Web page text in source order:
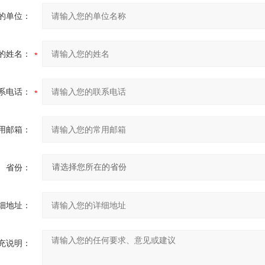
单位：
姓名：
电话：
邮箱：
省份：
地址：
说明：